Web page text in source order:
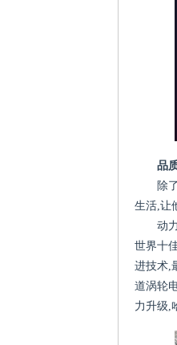
品
除
生活,让
动
世界十
进技术,
道涡轮
力升级,